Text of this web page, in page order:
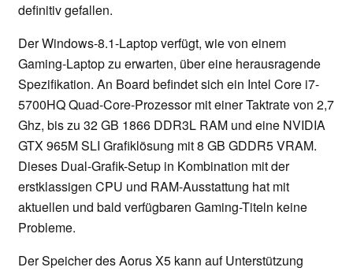
definitiv gefallen.
Der Windows-8.1-Laptop verfügt, wie von einem
Gaming-Laptop zu erwarten, über eine herausragende
Spezifikation. An Board befindet sich ein Intel Core i7-
5700HQ Quad-Core-Prozessor mit einer Taktrate von 2,7
Ghz, bis zu 32 GB 1866 DDR3L RAM und eine NVIDIA
GTX 965M SLI Grafiklösung mit 8 GB GDDR5 VRAM.
Dieses Dual-Grafik-Setup in Kombination mit der
erstklassigen CPU und RAM-Ausstattung hat mit
aktuellen und bald verfügbaren Gaming-Titeln keine
Probleme.
Der Speicher des Aorus X5 kann auf Unterstützung